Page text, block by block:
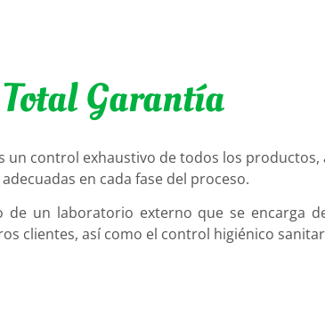
Garantía
control exhaustivo de todos los
en cada fase del proceso.
de un laboratorio externo que se encarga
clientes, así como el control higiénico